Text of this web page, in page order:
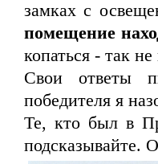
замках с
помещение
копаться - так
Свои ответы
победителя я
Те, кто был в
подсказывайте.